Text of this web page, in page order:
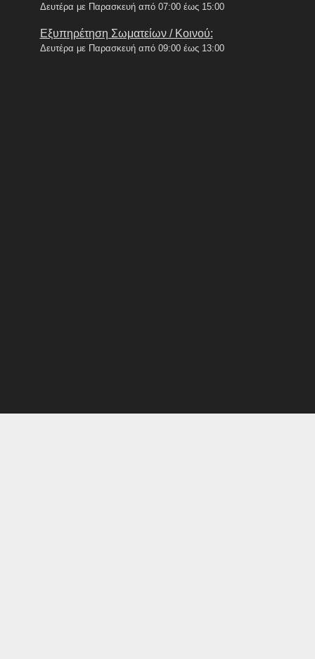
Δευτέρα με Παρασκευή από 07:00 έως 15:00
Εξυπηρέτηση Σωματείων / Κοινού:
Δευτέρα με Παρασκευή από 09:00 έως 13:00